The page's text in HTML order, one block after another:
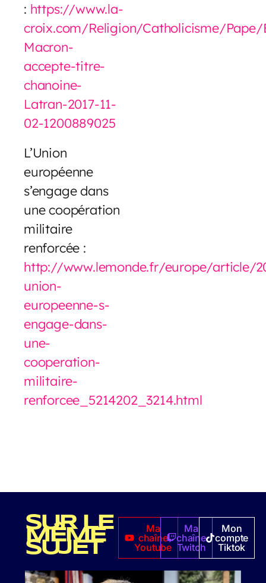
: https://www.la-
croix.com/Religion/Catholicisme/Pape/
Macron-
accepte-titre-
chanoine-
Latran-2017-11-
02-1200889025
L’Union
européenne
s’engage dans
une coopération
militaire
renforcée :
http://www.lemonde.fr/europe/article/
union-
europeenne-s-
engage-dans-
une-
cooperation-
militaire-
renforcee_5214202_3214.html
SUR LE
MÊME
SUJET
Ma
chaîne
Youtube
Ma
chaîne
Twitch
Mon
compte
Tiktok